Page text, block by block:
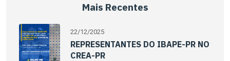
Mais Recentes
22/12/2025
REPRESENTANTES DO IBAPE-PR NO
CREA-PR